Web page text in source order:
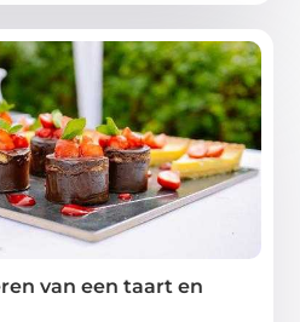
van een taart en